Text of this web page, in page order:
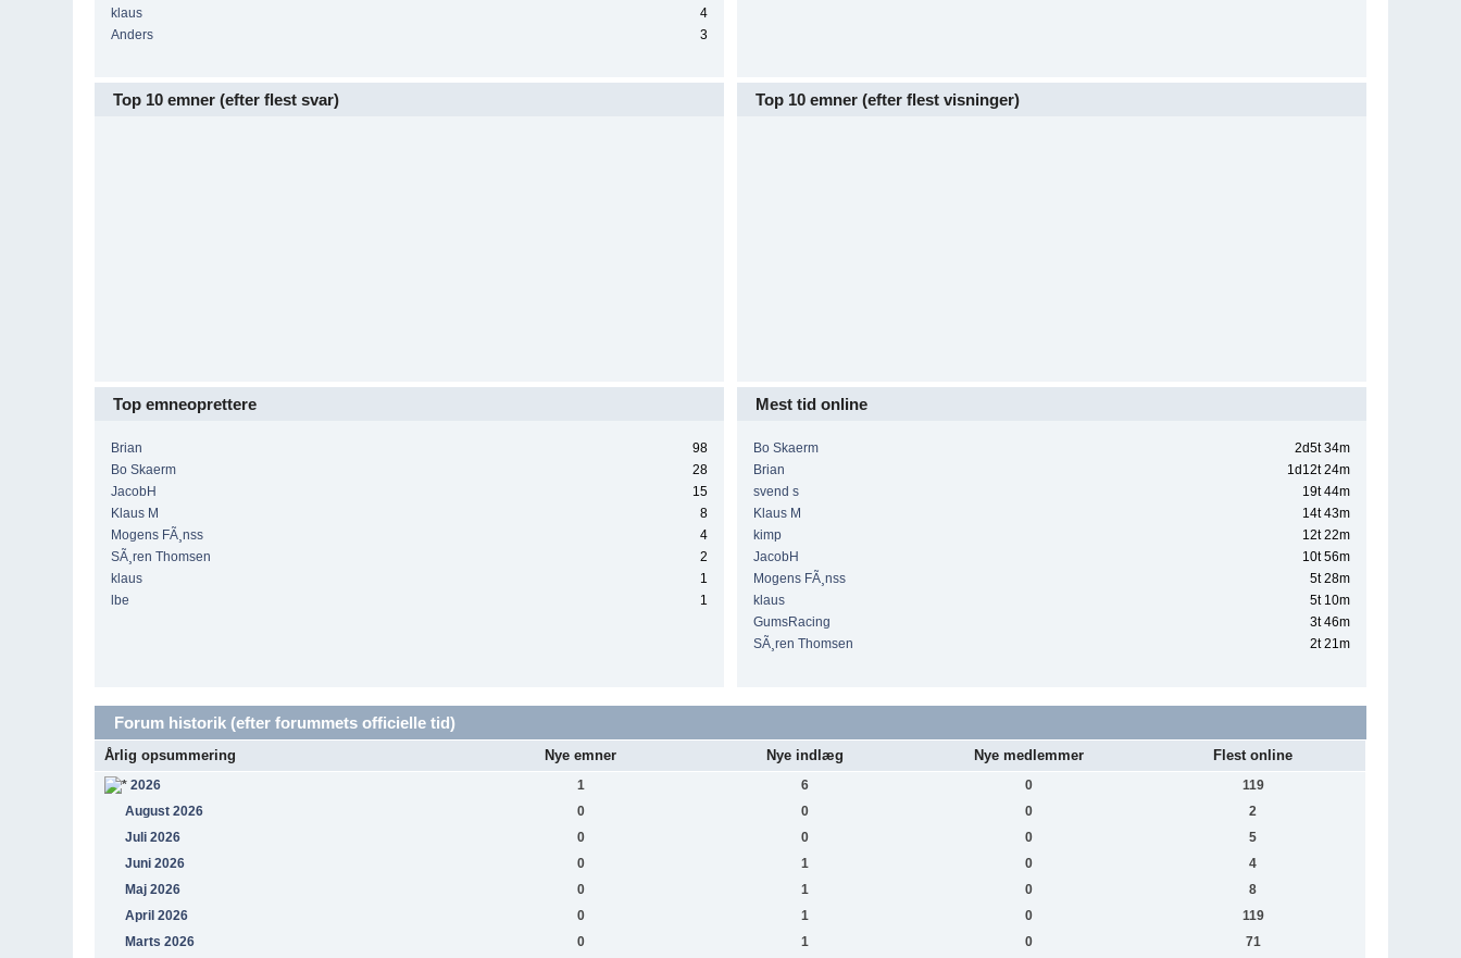
klaus
4
Anders
3
Top 10 emner (efter flest svar) Top 10 emner (efter flest visninger)
Top emneoprettere
Brian
98
Bo Skaerm
28
JacobH
15
Klaus M
8
Mogens FÃ¸nss
4
SÃ¸ren Thomsen
2
klaus
1
lbe
1
Mest tid online
Bo Skaerm
2d5t 34m
Brian
1d12t 24m
svend s
19t 44m
Klaus M
14t 43m
kimp
12t 22m
JacobH
10t 56m
Mogens FÃ¸nss
5t 28m
klaus
5t 10m
GumsRacing
3t 46m
SÃ¸ren Thomsen
2t 21m
Forum historik (efter forummets officielle tid)
Årlig opsummering Nye emner Nye indlæg Nye medlemmer Flest online
2026 1 6 0
119
August 2026
0 0 0
2
Juli 2026
0 0 0
5
Juni 2026
0 1 0
4
Maj 2026
0 1 0
8
April 2026
0 1 0
119
Marts 2026
0 1 0
71